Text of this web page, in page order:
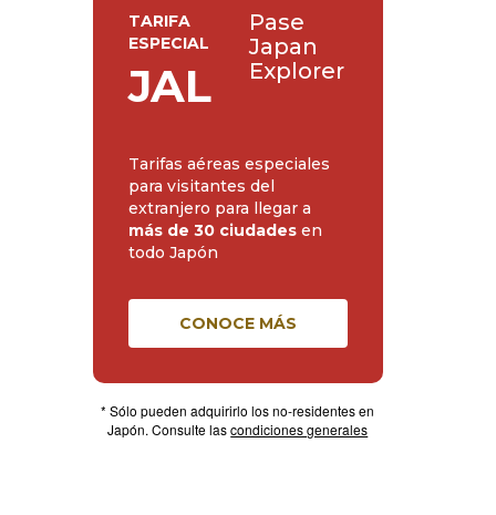
TARIFA
ESPECIAL
JAL
Pase
Japan
Explorer
Tarifas aéreas especiales
para visitantes del
extranjero para llegar a
más de 30 ciudadesen
todo Japón
CONOCE MÁS
* Sólo pueden adquirirlo los no-residentes en
Japón. Consulte lascondiciones generales